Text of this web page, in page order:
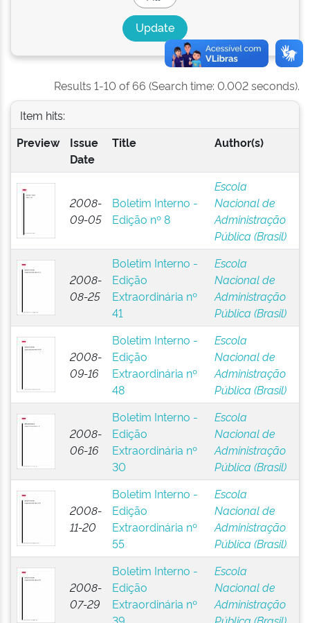
Results 1-10 of 66 (Search time: 0.002 seconds).
Item hits:
Preview
Issue
Date
Title Author(s)
2008-
09-05
Boletim Interno -
Edição nº 8
Escola
Nacional de
Administração
Pública (Brasil)
2008-
08-25
Boletim Interno -
Edição
Extraordinária nº
41
Escola
Nacional de
Administração
Pública (Brasil)
2008-
09-16
Boletim Interno -
Edição
Extraordinária nº
48
Escola
Nacional de
Administração
Pública (Brasil)
2008-
06-16
Boletim Interno -
Edição
Extraordinária nº
30
Escola
Nacional de
Administração
Pública (Brasil)
2008-
11-20
Boletim Interno -
Edição
Extraordinária nº
55
Escola
Nacional de
Administração
Pública (Brasil)
2008-
07-29
Boletim Interno -
Edição
Extraordinária nº
Escola
Nacional de
Administração